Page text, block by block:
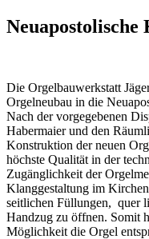
Neuapostolische
Die Orgelbauwerkstatt
Orgelneubau in die
Nach der vorgegebenen
Habermaier und den
Konstruktion der neuen
höchste Qualität in der
Zugänglichkeit der
Klanggestaltung im
seitlichen Füllungen, quer
Handzug zu öffnen. Somit
Möglichkeit die Orgel